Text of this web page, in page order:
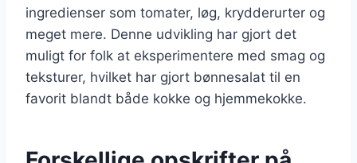
ingredienser som tomater, løg, krydderurter og
meget mere. Denne udvikling har gjort det
muligt for folk at eksperimentere med smag og
teksturer, hvilket har gjort bønnesalat til en
favorit blandt både kokke og hjemmekokke.